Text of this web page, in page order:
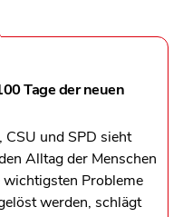
Tage der neuen
und SPD sieht
Alltag der Menschen
Probleme
werden, schlägt